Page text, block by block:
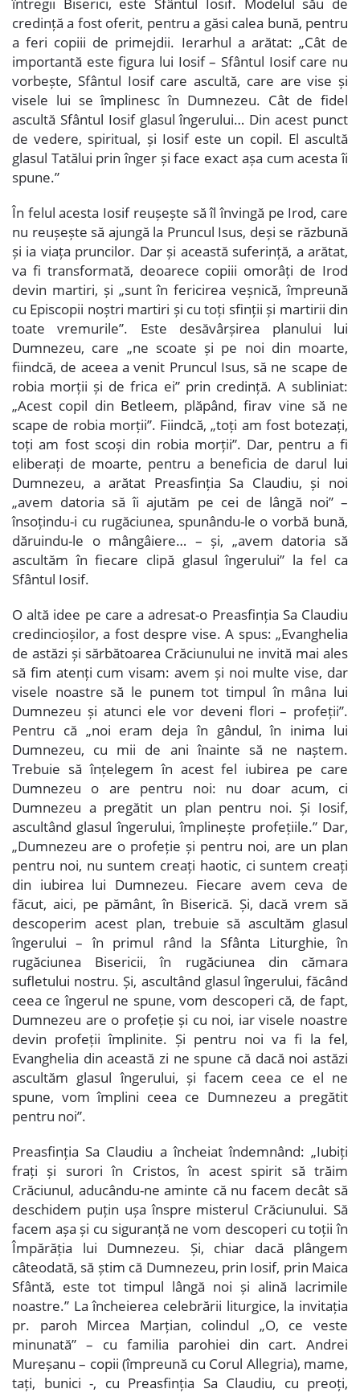
credință a fost oferit, pentru a găsi calea bună, pentru
a feri copiii de primejdii. Ierarhul a arătat: „Cât de
importantă este figura lui Iosif – Sfântul Iosif care nu
vorbește, Sfântul Iosif care ascultă, care are vise și
visele lui se împlinesc în Dumnezeu. Cât de fidel
ascultă Sfântul Iosif glasul îngerului… Din acest punct
de vedere, spiritual, și Iosif este un copil. El ascultă
glasul Tatălui prin înger și face exact așa cum acesta îi
spune.”
În felul acesta Iosif reușește să îl învingă pe Irod, care
nu reușește să ajungă la Pruncul Isus, deși se răzbună
și ia viața pruncilor. Dar și această suferință, a arătat,
va fi transformată, deoarece copiii omorâți de Irod
devin martiri, și „sunt în fericirea veșnică, împreună
cu Episcopii noștri martiri și cu toți sfinții și martirii din
toate vremurile”. Este desăvârșirea planului lui
Dumnezeu, care „ne scoate și pe noi din moarte,
fiindcă, de aceea a venit Pruncul Isus, să ne scape de
robia morții și de frica ei” prin credință. A subliniat:
„Acest copil din Betleem, plăpând, firav vine să ne
scape de robia morții”. Fiindcă, „toți am fost botezați,
toți am fost scoși din robia morții”. Dar, pentru a fi
eliberați de moarte, pentru a beneficia de darul lui
Dumnezeu, a arătat Preasfinția Sa Claudiu, și noi
„avem datoria să îi ajutăm pe cei de lângă noi” –
însoțindu-i cu rugăciunea, spunându-le o vorbă bună,
dăruindu-le o mângâiere… – și, „avem datoria să
ascultăm în fiecare clipă glasul îngerului” la fel ca
Sfântul Iosif.
O altă idee pe care a adresat-o Preasfinția Sa Claudiu
credincioșilor, a fost despre vise. A spus: „Evanghelia
de astăzi și sărbătoarea Crăciunului ne invită mai ales
să fim atenți cum visam: avem și noi multe vise, dar
visele noastre să le punem tot timpul în mâna lui
Dumnezeu și atunci ele vor deveni flori – profeții”.
Pentru că „noi eram deja în gândul, în inima lui
Dumnezeu, cu mii de ani înainte să ne naștem.
Trebuie să înțelegem în acest fel iubirea pe care
Dumnezeu o are pentru noi: nu doar acum, ci
Dumnezeu a pregătit un plan pentru noi. Și Iosif,
ascultând glasul îngerului, împlinește profețiile.” Dar,
„Dumnezeu are o profeție și pentru noi, are un plan
pentru noi, nu suntem creați haotic, ci suntem creați
din iubirea lui Dumnezeu. Fiecare avem ceva de
făcut, aici, pe pământ, în Biserică. Și, dacă vrem să
descoperim acest plan, trebuie să ascultăm glasul
îngerului – în primul rând la Sfânta Liturghie, în
rugăciunea Bisericii, în rugăciunea din cămara
sufletului nostru. Și, ascultând glasul îngerului, făcând
ceea ce îngerul ne spune, vom descoperi că, de fapt,
Dumnezeu are o profeție și cu noi, iar visele noastre
devin profeții împlinite. Și pentru noi va fi la fel,
Evanghelia din această zi ne spune că dacă noi astăzi
ascultăm glasul îngerului, și facem ceea ce el ne
spune, vom împlini ceea ce Dumnezeu a pregătit
pentru noi”.
Preasfinția Sa Claudiu a încheiat îndemnând: „Iubiți
frați și surori în Cristos, în acest spirit să trăim
Crăciunul, aducându-ne aminte că nu facem decât să
deschidem puțin ușa înspre misterul Crăciunului. Să
facem așa și cu siguranță ne vom descoperi cu toții în
Împărăția lui Dumnezeu. Și, chiar dacă plângem
câteodată, să știm că Dumnezeu, prin Iosif, prin Maica
Sfântă, este tot timpul lângă noi și alină lacrimile
noastre.” La încheierea celebrării liturgice, la invitația
pr. paroh Mircea Marțian, colindul „O, ce veste
minunată” – cu familia parohiei din cart. Andrei
Mureșanu – copii (împreună cu Corul Allegria), mame,
tați, bunici -, cu Preasfinția Sa Claudiu, cu preoți,